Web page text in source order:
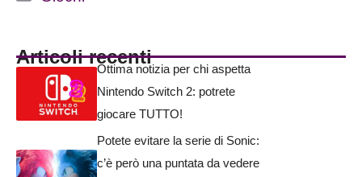
Articoli recenti
Ottima notizia per chi aspetta
Nintendo Switch 2: potrete
giocare TUTTO!
Potete evitare la serie di Sonic:
c’è però una puntata da vedere